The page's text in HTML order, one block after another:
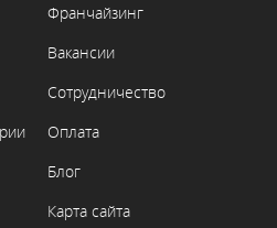
Франчайзинг
Вакансии
Сотрудничество
Оплата
Блог
Карта сайта